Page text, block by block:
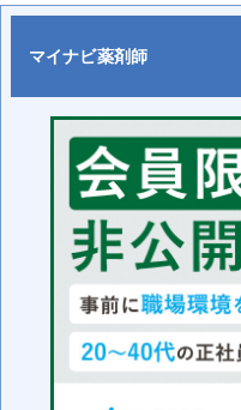
マイナビ薬剤師